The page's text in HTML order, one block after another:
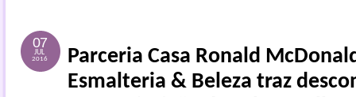
07
JUL
2016
Parceria Casa Ronald
Esmalteria & Beleza traz